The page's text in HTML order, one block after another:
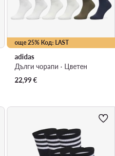
още 25% Код: LAST
adidas
Дълги чорапи · Цветен
22,99€